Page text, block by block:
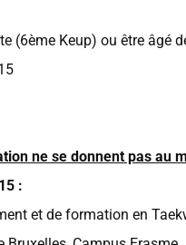
(6ème Keup) ou être âgé
ne se donnent pas au
:
et de formation en